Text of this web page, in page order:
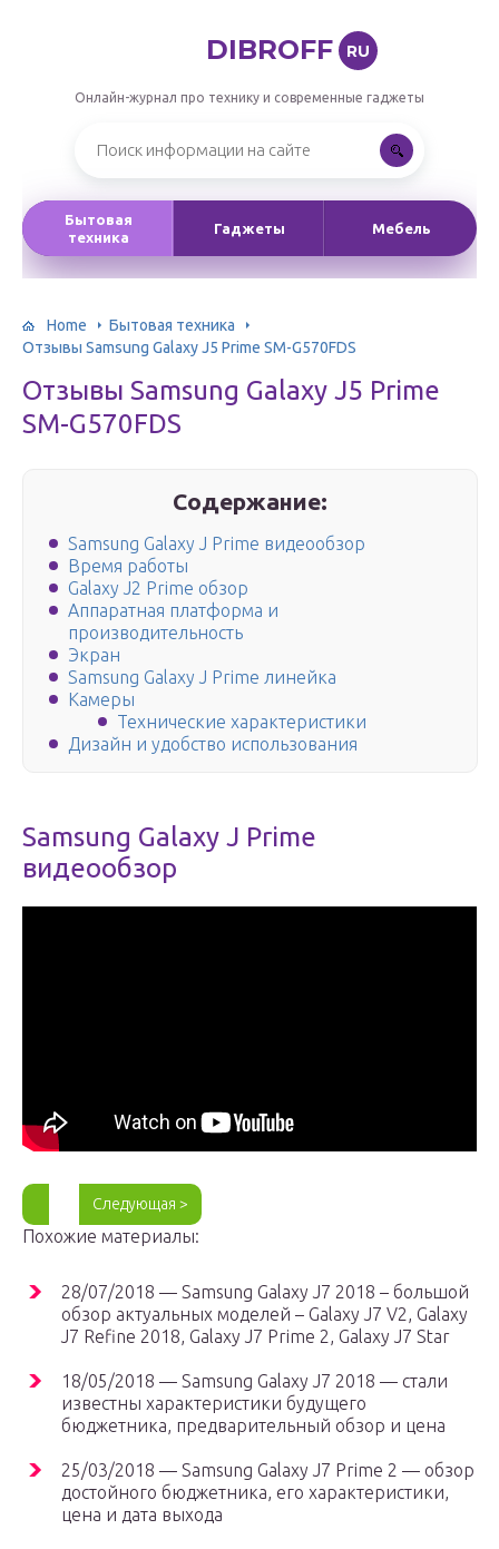
DIBROFF RU
Онлайн-журнал про технику и современные гаджеты
Бытовая
техника
Гаджеты Мебель
Home
Бытовая техника
Отзывы Samsung Galaxy J5 Prime SM-G570FDS
Отзывы Samsung Galaxy J5 Prime
SM-G570FDS
Содержание:
Samsung Galaxy J Prime видеообзор
Время работы
Galaxy J2 Prime обзор
Аппаратная платформа и
производительность
Экран
Samsung Galaxy J Prime линейка
Камеры
Технические характеристики
Дизайн и удобство использования
Samsung Galaxy J Prime
видеообзор
Следующая >
Похожие материалы:
28/07/2018 — Samsung Galaxy J7 2018 – большой
обзор актуальных моделей – Galaxy J7 V2, Galaxy
J7 Refine 2018, Galaxy J7 Prime 2, Galaxy J7 Star
18/05/2018 — Samsung Galaxy J7 2018 — стали
известны характеристики будущего
бюджетника, предварительный обзор и цена
25/03/2018 — Samsung Galaxy J7 Prime 2 — обзор
достойного бюджетника, его характеристики,
цена и дата выхода